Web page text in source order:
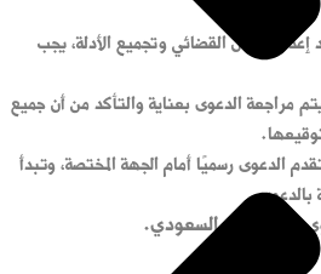
البيان القضائي وتجميع الأدلة، يجب
مراجعة الدعوى بعناية والتأكد من أن جميع
الدعوى رسميًا أمام الجهة المختصة، وتبدأ
بالدعوى.
في النظام السعودي.